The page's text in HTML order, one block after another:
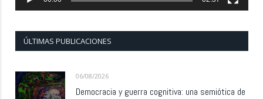
ÚLTIMAS PUBLICACIONES
06/08/2026
Democracia y guerra cognitiva: una semiótica de